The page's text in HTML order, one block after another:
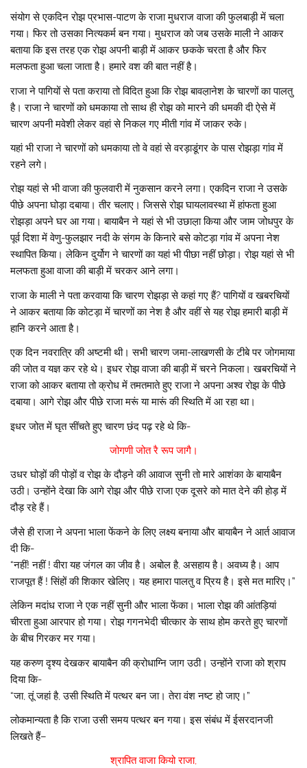
संयोग से एकदिन रोझ प्रभास-पाटण के राजा मुधराज वाजा की फुलबाड़ी में चला
गया। फिर तो उसका नित्यकर्म बन गया। मुधराज को जब उसके माली ने आकर
बताया कि इस तरह एक रोझ अपनी बाड़ी में आकर छकके चरता है और फिर
मलफता हुआ चला जाता है। हमारे वश की बात नहीं है।
राजा ने पागियों से पता कराया तो विदित हुआ कि रोझ बावल़ानेश के चारणों का पालतु
है। राजा ने चारणों को धमकाया तो साथ ही रोझ को मारने की धमकी दी ऐसे में
चारण अपनी मवेशी लेकर वहां से निकल गए मीती गांव में जाकर रुके।
यहां भी राजा ने चारणों को धमकाया तो वे वहां से वरड़ाडूंगर के पास रोझड़ा गांव में
रहने लगे।
रोझ यहां से भी वाजा की फुलवारी में नुकसान करने लगा। एकदिन राजा ने उसके
पीछे अपना घोड़ा दबाया। तीर चलाए। जिससे रोझ घायलावस्था में हांफता हुआ
रोझड़ा अपने घर आ गया। बायाबैन ने यहां से भी उछाल़ा किया और जाम जोधपुर के
पूर्व दिशा में वेणु-फुलझार नदी के संगम के किनारे बसे कोटड़ा गांव में अपना नेश
स्थापित किया। लेकिन दुर्योग ने चारणों का यहां भी पीछा नहीं छोड़ा। रोझ यहां से भी
मलफता हुआ वाजा की बाड़ी में चरकर आने लगा।
राजा के माली ने पता करवाया कि चारण रोझड़ा से कहां गए हैं? पागियों व खबरचियों
ने आकर बताया कि कोटड़ा में चारणों का नेश है और वहीं से यह रोझ हमारी बाड़ी में
हानि करने आता है।
एक दिन नवरात्रि की अष्टमी थी। सभी चारण जमा-लाखणसी के टीबे पर जोगमाया
की जोत व यज्ञ कर रहे थे। इधर रोझ वाजा की बाड़ी में चरने निकला। खबरचियों ने
राजा को आकर बताया तो क्रोध में तमतमाते हुए राजा ने अपना अश्व रोझ के पीछे
दबाया। आगे रोझ और पीछे राजा मरूं या मारूं की स्थिति में आ रहा था।
इधर जोत में घृत सींचते हुए चारण छंद पढ़ रहे थे कि-
जोगणी जोत रै रूप जागै।
उधर घोड़ों की पोड़ों व रोझ के दौड़ने की आवाज सुनी तो मारे आशंका के बायाबैन
उठी। उन्होंने देखा कि आगे रोझ और पीछे राजा एक दूसरे को मात देने की होड़ में
दौड़ रहे हैं।
जैसे ही राजा ने अपना भाला फेंकने के लिए लक्ष्य बनाया और बायाबैन ने आर्त आवाज
दी कि-
“नहीं! नहीं ! वीरा यह जंगल का जीव है। अबोल है, असहाय है। अवध्य है। आप
राजपूत हैं ! सिंहों की शिकार खेलिए। यह हमारा पालतु व प्रिय है। इसे मत मारिए।”
लेकिन मदांध राजा ने एक नहीं सुनी और भाला फेंका। भाला रोझ की आंतड़ियां
चीरता हुआ आरपार हो गया। रोझ गगनभेदी चीत्कार के साथ होम करते हुए चारणों
के बीच गिरकर मर गया।
यह करुण दृश्य देखकर बायाबैन की क्रोधाग्नि जाग उठी। उन्होंने राजा को श्राप
दिया कि-
“जा, तूं जहां है, उसी स्थिति में पत्थर बन जा। तेरा वंश नष्ट हो जाए।”
लोकमान्यता है कि राजा उसी समय पत्थर बन गया। इस संबंध में ईसरदानजी
लिखते हैं–
श्रापित वाजा कियो राजा,